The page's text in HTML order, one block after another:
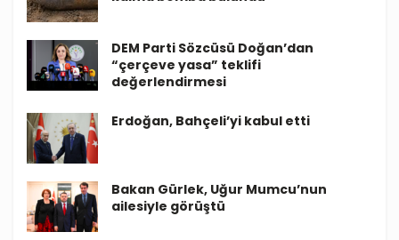
DEM Parti Sözcüsü Doğan’dan
“çerçeve yasa” teklifi
değerlendirmesi
Erdoğan, Bahçeli’yi kabul etti
Bakan Gürlek, Uğur Mumcu’nun
ailesiyle görüştü